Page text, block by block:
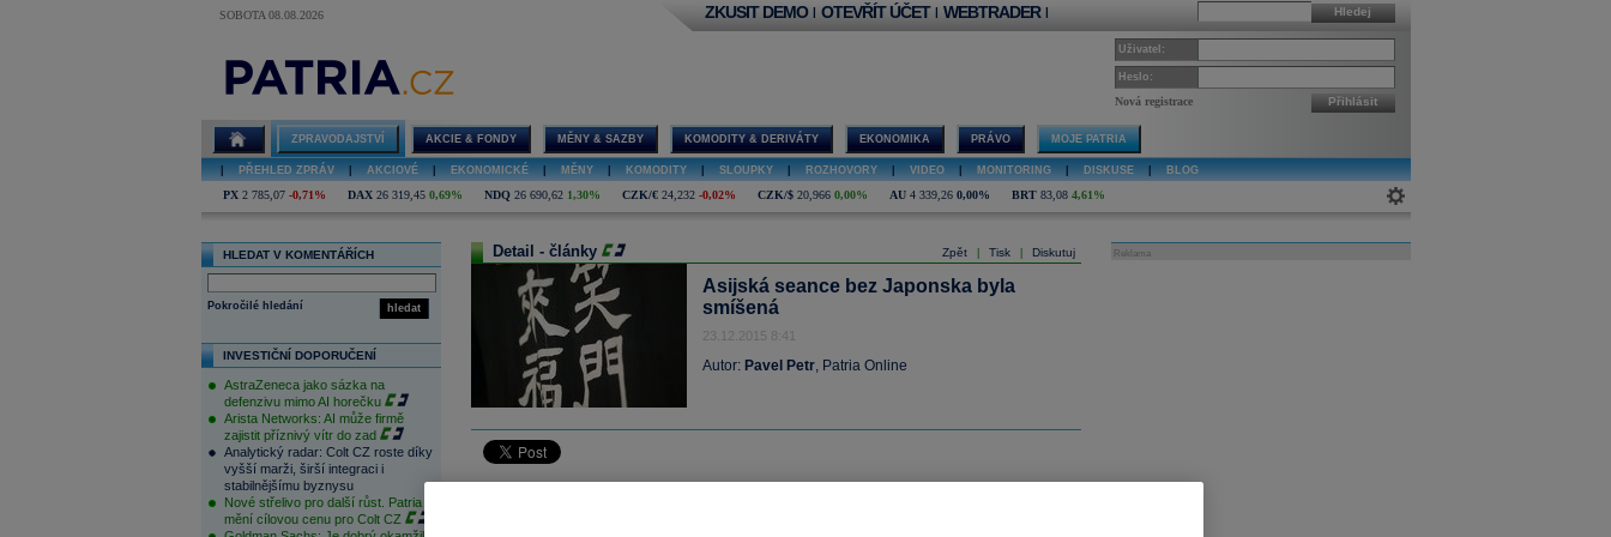
SOBOTA 08.08.2026 Hledej
ZKUSIT DEMO | OTEVŘÍT ÚČET | WEBTRADER |
Uživatel:
Heslo:
Nová registrace Přihlásit
ZPRAVODAJSTVÍ AKCIE & FONDY MĚNY & SAZBY KOMODITY & DERIVÁTY EKONOMIKA PRÁVO MOJE PATRIA
PŘEHLED ZPRÁV AKCIOVÉ EKONOMICKÉ MĚNY KOMODITY SLOUPKY ROZHOVORY VIDEO MONITORING DISKUSE BLOG
PX 2 785,07 -0,71% DAX 26 319,45 0,69% NDQ 26 690,62 1,30% CZK/€ 24,232 -0,02% CZK/$ 20,966 0,00% AU 4 339,26 0,00% BRT 83,08 4,61%
HLEDAT V KOMENTÁŘÍCH
hledat
Pokročilé hledání
INVESTIČNÍ DOPORUČENÍ
AstraZeneca jako sázka na
defenzivu mimo AI horečku
Arista Networks: AI může firmě
zajistit příznivý vítr do zad
Analytický radar: Colt CZ roste díky
vyšší marži, širší integraci i
stabilnějšímu byznysu
Nové střelivo pro další růst. Patria
mění cílovou cenu pro Colt CZ
Zpět Tisk Diskutuj
Detail - články
Asijská seance bez Japonska byla
smíšená
23.12.2015 8:41
Autor: Pavel Petr, Patria Online
Reklama